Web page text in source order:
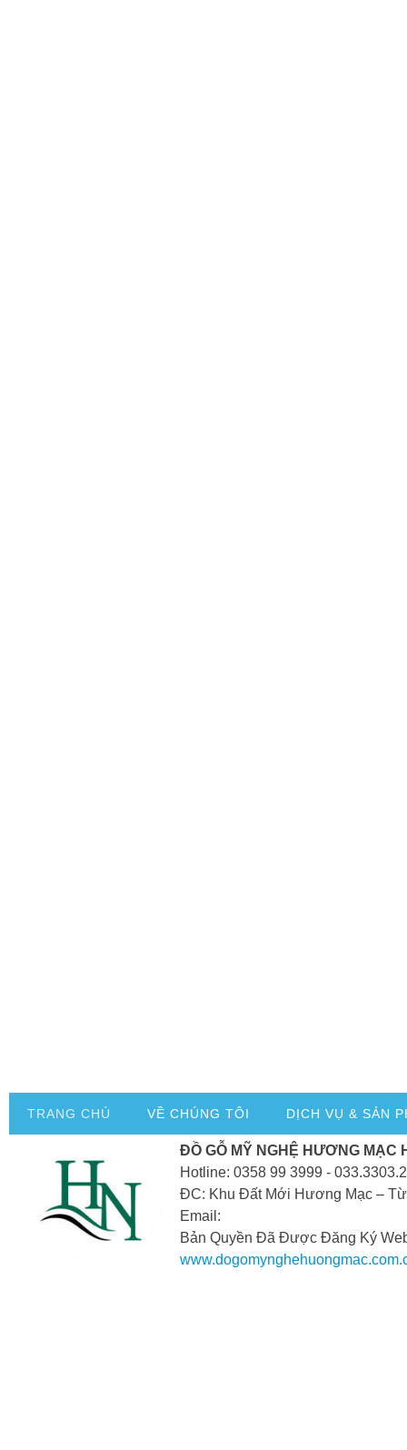
TRANG CHỦ VỀ CHÚNG TÔI DỊCH VỤ & SẢN
ĐỒ GỖ MỸ NGHỆ HƯƠNG MẠC
Hotline: 0358 99 3999 -
ĐC: Khu Đất Mới Hương Mạc –
Email:
Bản Quyền Đã Được Đăng Ký